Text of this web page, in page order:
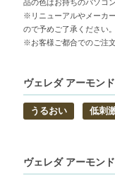
【こんな方へおすす
敏感肌で刺激の少な
乾燥や肌荒れが気に
品の色はお持ちのパソコ
※リニューアルやメーカ
ので予めご了承ください。
※お客様ご都合でのご注
ヴェレダ アーモン
うるおい 低刺
ヴェレダ アーモン